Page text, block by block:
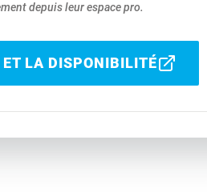
depuis leur espace pro.
LA DISPONIBILITÉ